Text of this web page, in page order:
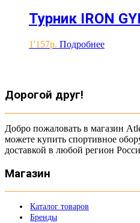
Турник IRON
1'157 Подробнее
Дорогой друг!
Добро пожаловать в магазин
можете купить спортивное
доставкой в любой регион
Магазин
Каталог товаров
Бренды